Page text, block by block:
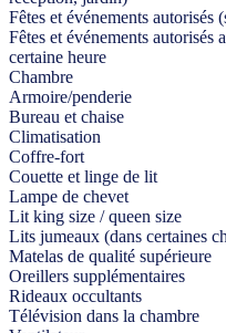
Fêtes et événements autorisés
Fêtes et événements
certaine heure
Chambre
Armoire/penderie
Bureau et chaise
Climatisation
Coffre-fort
Couette et linge de lit
Lampe de chevet
Lit king size / queen size
Lits jumeaux (dans certaines
Matelas de qualité supérieure
Oreillers supplémentaires
Rideaux occultants
Télévision dans la chambre